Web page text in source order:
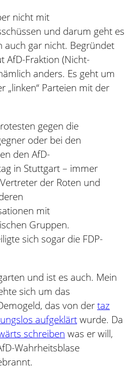
nicht mit
und darum geht es
auch gar nicht. Begründet
AfD-Fraktion (Nicht-
anders. Es geht um
„linken“ Parteien mit der
gegen die
oder bei den
den AfD-
in Stuttgart – immer
der Roten und
mit
Gruppen.
sich sogar die FDP-
und ist es auch. Mein
sich um das
das von dertaz
aufgeklärtwurde. Da
schreiben was er will,
Wahrheitsblase